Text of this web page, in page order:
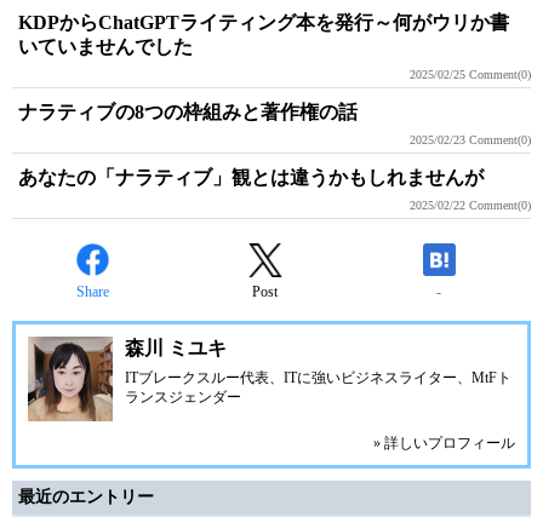
KDPからChatGPTライティング本を発行～何がウリか書
いていませんでした
2025/02/25 Comment(0)
ナラティブの8つの枠組みと著作権の話
2025/02/23 Comment(0)
あなたの「ナラティブ」観とは違うかもしれませんが
2025/02/22 Comment(0)
Share Post -
森川 ミユキ
ITブレークスルー代表、ITに強いビジネスライター、MtFト
ランスジェンダー
» 詳しいプロフィール
最近のエントリー